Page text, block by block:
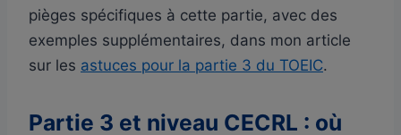
pièges spécifiques à cette partie, avec des
exemples supplémentaires, dans mon article
sur les astuces pour la partie 3 du TOEIC.
Partie 3 et niveau CECRL : où